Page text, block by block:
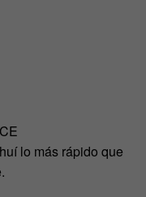
lo más rápido que